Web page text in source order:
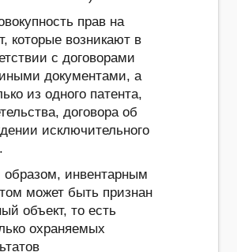
прав на
которые возникают в
с договорами
документами, а
из одного патента,
договора об
исключительного
образом, инвентарным
может быть признан
объект, то есть
охраняемых